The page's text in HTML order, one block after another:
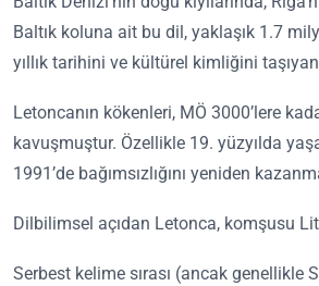
Baltık koluna ait bu dil, yaklaşık 1.7
yıllık tarihini ve kültürel kimliğini
Letoncanın kökenleri, MÖ 3000’lere
kavuşmuştur. Özellikle 19. yüzyılda
1991’de bağımsızlığını yeniden
Dilbilimsel açıdan Letonca, komşusu
Serbest kelime sırası (ancak genellikle